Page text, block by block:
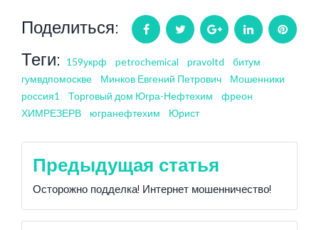
Поделиться: Facebook Twitter Google+ LinkedIn
Теги: 159укрф petrochemical pravoltd
битум
гумвдпомоскве
Минков Евгений Петрович
Мошенники
россия1
Торговый дом Югра-Нефтехим
фреон
ХИМРЕЗЕРВ
югранефтехим Юрист
Навигация
по
записям
Предыдущая статья
Осторожно подделка! Интернет мошенничество!